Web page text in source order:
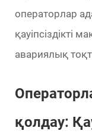
операторлар
қауіпсіздікті
авариялық
қолдау: